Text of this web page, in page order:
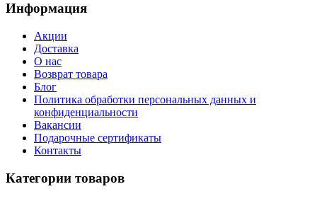
Информация
Акции
Доставка
О нас
Возврат товара
Блог
Политика обработки персональных данных и
конфиденциальности
Вакансии
Подарочные сертификаты
Контакты
Категории товаров